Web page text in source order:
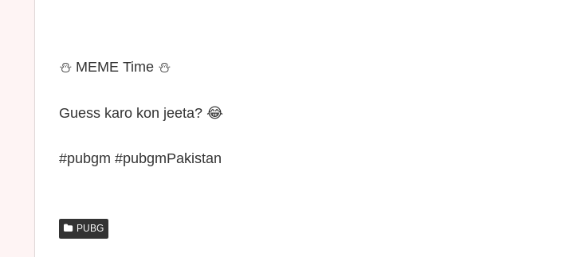
⛄ MEME Time ⛄
Guess karo kon jeeta? 😂
#pubgm #pubgmPakistan
PUBG